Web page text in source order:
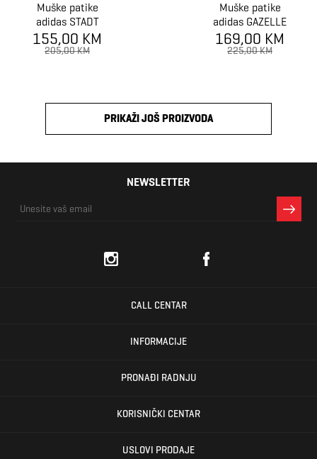
Muške patike
adidas STADT
155,00 KM
205,00 KM
Muške patike
adidas GAZELLE
169,00 KM
225,00 KM
PRIKAŽI JOŠ PROIZVODA
NEWSLETTER
CALL CENTAR
INFORMACIJE
PRONAĐI RADNJU
KORISNIČKI CENTAR
USLOVI PRODAJE